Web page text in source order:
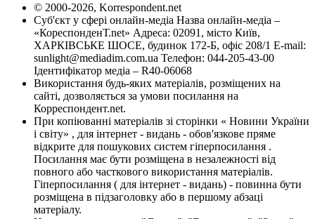
© 2000-2026, Korrespondent.net
Суб'єкт у сфері онлайн-медіа Назва онлайн-медіа –
«КореспонденТ.net» Адреса: 02091, місто Київ,
ХАРКІВСЬКЕ ШОСЕ, будинок 172-Б, офіс 208/1 E-mail:
sunlight@mediadim.com.ua Телефон: 044-205-43-00
Ідентифікатор медіа – R40-06068
Використання будь-яких матеріалів, розміщених на
сайті, дозволяється за умови посилання на
Корреспондент.net.
При копіюванні матеріалів зі сторінки « Новини України
і світу» , для інтернет - видань - обов'язкове пряме
відкрите для пошукових систем гіперпосилання .
Посилання має бути розміщена в незалежності від
повного або часткового використання матеріалів.
Гіперпосилання ( для інтернет - видань) - повинна бути
розміщена в підзаголовку або в першому абзаці
матеріалу.